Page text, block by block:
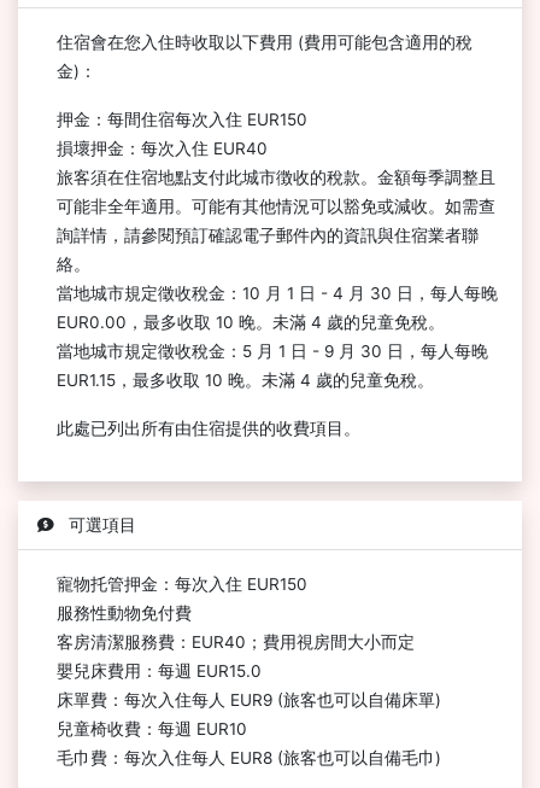
住宿會在您入住時收取以下費用 (費用可能包含適用的稅
金)：
押金：每間住宿每次入住 EUR150
損壞押金：每次入住 EUR40
旅客須在住宿地點支付此城市徴收的稅款。金額每季調整且
可能非全年適用。可能有其他情況可以豁免或減收。如需查
詢詳情，請參閱預訂確認電子郵件內的資訊與住宿業者聯
絡。
當地城市規定徵收稅金：10 月 1 日 - 4 月 30 日，每人每晚
EUR0.00，最多收取 10 晚。未滿 4 歲的兒童免稅。
當地城市規定徵收稅金：5 月 1 日 - 9 月 30 日，每人每晚
EUR1.15，最多收取 10 晚。未滿 4 歲的兒童免稅。
此處已列出所有由住宿提供的收費項目。
可選項目
寵物托管押金：每次入住 EUR150
服務性動物免付費
客房清潔服務費：EUR40；費用視房間大小而定
嬰兒床費用：每週 EUR15.0
床單費：每次入住每人 EUR9 (旅客也可以自備床單)
兒童椅收費：每週 EUR10
毛巾費：每次入住每人 EUR8 (旅客也可以自備毛巾)